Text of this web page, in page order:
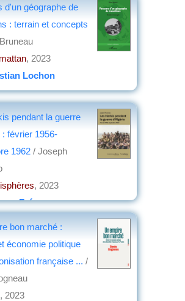
d'un géographe de
: terrain et concepts
, 2023
Lochon
pendant la guerre
: février 1956-
1962 / Joseph
, 2023
Frémeaux
bon marché :
économie politique
française ... /
, 2023